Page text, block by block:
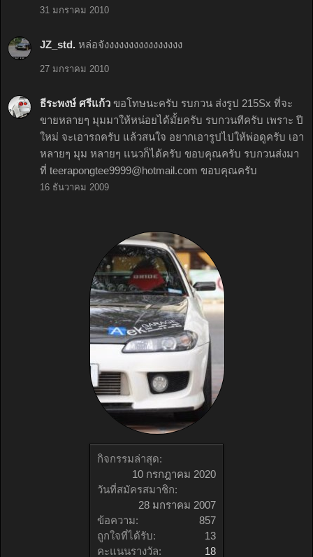
กิจกรรมล่าสุด:
10 กรกฎาคม 2020
วันที่สมัครสมาชิก:
28 มกราคม 2007
ข้อความ:
857
ถูกใจที่ได้รับ:
13
คะแนนรางวัล:
18
31 มกราคม 2010
JZ_std. หล่อจังงงงงงงงงงงงงงงง
27 มกราคม 2010
ธีระพงษ์ ศรีแก้ว ขอโทษนะครับ รบกวน ส่งรูป 215Sx ที่จะ
ขายหลายๆ มุมมาให้หน่อยได้มั้ยครับ รบกวนทีครับ เพราะ ปี
ใหม่ จะเอารถครับ แล้วสนใจ อยากเอารูปไปให้พ่อดูครับ เอา
หลายๆ มุม หลายๆ แนวก็ได้ครับ ขอบคุณครับ รบกวนส่งมา
ที่ teerapongtee9999@hotmail.com ขอบคุณครับ
16 ธันวาคม 2009